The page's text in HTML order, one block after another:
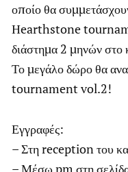
οποίο θα
Ηearthstone
διάστημα 2 μηνών
Το μεγάλο δώρο θα
tournament vol.2!
Εγγραφές:
– Στη reception του
– Μέσω pm στη